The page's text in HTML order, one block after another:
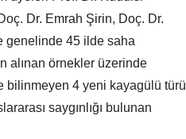
Dr. Emrah Şirin, Doç. Dr.
genelinde 45 ilde saha
alınan örnekler üzerinde
bilinmeyen 4 yeni kayagülü türü
saygınlığı bulunan